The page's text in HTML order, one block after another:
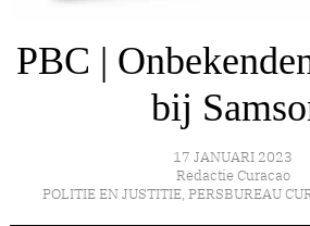
PBC |
bij
17 JANUARI 2023
Redactie Curacao
POLITIE EN JUSTITIE, PERSBUREAU